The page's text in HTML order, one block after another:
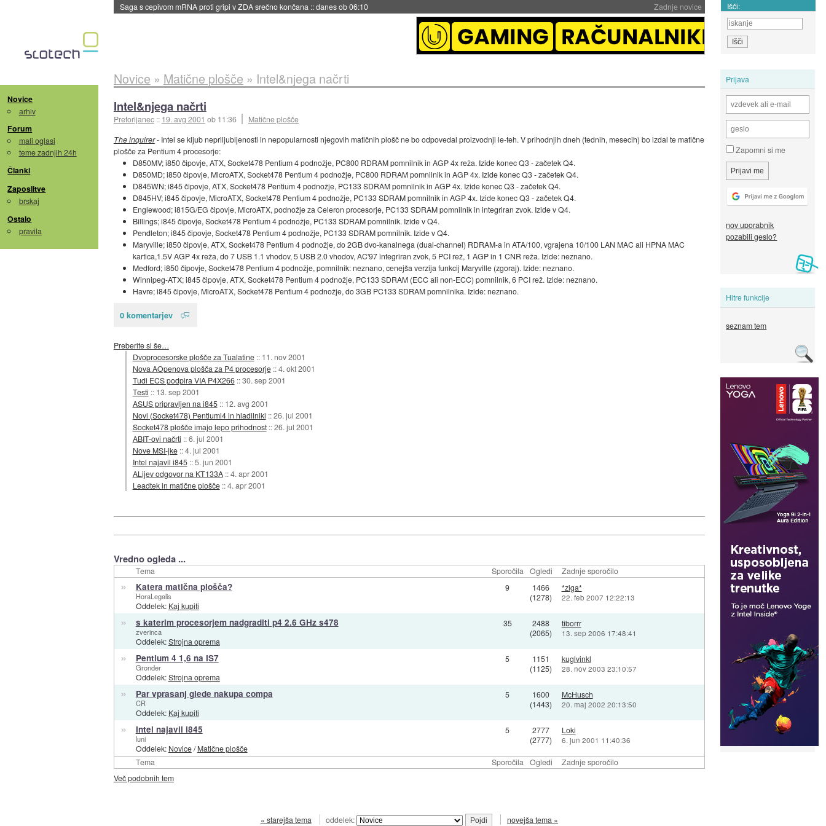
Zadnje novice
Saga s cepivom mRNA proti gripi v ZDA srečno končana ::danes ob 06:10 Išči:
Novice
arhiv
Forum
mali oglasi
teme zadnjih 24h
Članki
Zaposlitve
brskaj
Ostalo
pravila
Prijava
Zapomni si me
nov uporabnik
pozabili geslo?
Hitre funkcije
seznam tem
Novice » Matične plošče » Intel&njega načrti
Intel&njega načrti
Pretorijanec :: 19. avg 2001 ob 11:36
Matične plošče
The inquirer- Intel se kljub nepriljubljenosti in nepopularnosti njegovih matičnih plošč ne bo odpovedal proizvodnji le-teh. V prihodnjih dneh (tednih, mesecih) bo izdal te matične
plošče za Pentium 4 procesorje:
D850MV; i850 čipovje, ATX, Socket478 Pentium 4 podnožje, PC800 RDRAM pomnilnik in AGP 4x reža. Izide konec Q3 - začetek Q4.
D850MD; i850 čipovje, MicroATX, Socket478 Pentium 4 podnožje, PC800 RDRAM pomnilnik in AGP 4x. Izide konec Q3 - začetek Q4.
D845WN; i845 čipovje, ATX, Socket478 Pentium 4 podnožje, PC133 SDRAM pomnilnik in AGP 4x. Izide konec Q3 - začetek Q4.
D845HV; i845 čipovje, MicroATX, Socket478 Pentium 4 podnožje, PC133 SDRAM pomnilnik in AGP 4x. Izide konec Q3 - začetek Q4.
Englewood; i815G/EG čipovje, MicroATX, podnožje za Celeron procesorje, PC133 SDRAM pomnilnik in integriran zvok. Izide v Q4.
Billings; i845 čipovje, Socket478 Pentium 4 podnožje, PC133 SDRAM pomnilnik. Izide v Q4.
Pendleton; i845 čipovje, Socket478 Pentium 4 podnožje, PC133 SDRAM pomnilnik. Izide v Q4.
Maryville; i850 čipovje, ATX, Socket478 Pentium 4 podnožje, do 2GB dvo-kanalnega (dual-channel) RDRAM-a in ATA/100, vgrajena 10/100 LAN MAC ali HPNA MAC
kartica,1.5V AGP 4x reža, do 7 USB 1.1 vhodov, 5 USB 2.0 vhodov, AC'97 integriran zvok, 5 PCI rež, 1 AGP in 1 CNR reža. Izide: neznano.
Medford; i850 čipovje, Socket478 Pentium 4 podnožje, pomnilnik: neznano, cenejša verzija funkcij Maryville (zgoraj). Izide: neznano.
Winnipeg-ATX; i845 čipovje, ATX, Socket478 Pentium 4 podnožje, PC133 SDRAM (ECC ali non-ECC) pomnilnik, 6 PCI rež. Izide: neznano.
Havre; i845 čipovje, MicroATX, Socket478 Pentium 4 podnožje, do 3GB PC133 SDRAM pomnilnika. Izide: neznano.
0 komentarjev
Preberite si še…
Dvoprocesorske plošče za Tualatine :: 11. nov 2001
Nova AOpenova plošča za P4 procesorje ::4. okt 2001
Tudi ECS podpira VIA P4X266 ::30. sep 2001
Testi :: 13. sep 2001
ASUS pripravljen na i845 :: 12. avg 2001
Novi (Socket478) Pentiumi4 in hladilniki ::26. jul 2001
Socket478 plošče imajo lepo prihodnost ::26. jul 2001
ABIT-ovi načrti ::6. jul 2001
Nove MSI-jke ::4. jul 2001
Intel najavil i845 ::5. jun 2001
ALijev odgovor na KT133A ::4. apr 2001
Leadtek in matične plošče ::4. apr 2001
Vredno ogleda ...
Tema Sporočila Ogledi Zadnje sporočilo
Tema Sporočila Ogledi Zadnje sporočilo
» Katera matična plošča?
HoraLegalis
Oddelek: Kaj kupiti
9
1466
(1278)
*ziga*
22. feb 2007 12:22:13
» s katerim procesorjem nadgraditi p4 2.6 GHz s478
zverinca
Oddelek:Strojna oprema
35
2488
(2065)
tiborrr
13. sep 2006 17:48:41
» Pentium 4 1,6 na IS7
Gronder
Oddelek:Strojna oprema
5
1151
(1125)
kuglvinkl
28. nov 2003 23:10:57
» Par vprasanj glede nakupa compa
CR
Oddelek: Kaj kupiti
5
1600
(1443)
McHusch
20. maj 2002 20:13:50
» Intel najavil i845
luni
Oddelek: Novice/Matične plošče
5
2777
(2777)
Loki
6. jun 2001 11:40:36
Več podobnih tem
« starejša tema oddelek: novejša tema »